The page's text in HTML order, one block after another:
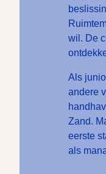
wil. De
Als
andere
Zand.
eerste
als